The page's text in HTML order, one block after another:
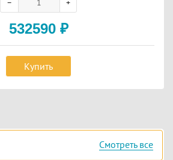
532590 ₽
Купить
Смотреть все